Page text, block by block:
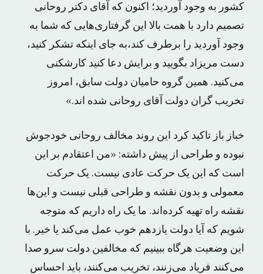
کشور به وجود آوردید؛ اکنون که آقای دکتر روحانی
تصمیم دارد با همت بالا این گرفتاری‌هایی که شما به
وجود آوردید را برطرف کند،به جای اینکه تشکر کنید،
دست مریزاد بگویید و برایش دعا کنید کارشکنی
می‌کنید. همین گروه حامیان دولت سابق، امروز
تخریب گران دولت آقای روحانی شده اند.»
خباز باز تاکید کرد این روند مخالف روحانی خودجوش
نبوده و طراحی از پیش داشته: «من اعتقادم بر این
است که این یک حرکت عادی نیست. یک حرکت
معمولی و بدون نقشه و طراحی قبلی نیست و این‌ها
نقشه راه تهیه کرده‌اند. ما یک راه داریم که متوجه
شویم که آیا دولت یازدهم خوب عمل می‌کند یا خیر. با
این وضعیت هرگاه ببینیم که مخالفین دولت سرو صدا
می‌کنند فریاد می‌زنند، تخریب می‌کنند، باید احساس